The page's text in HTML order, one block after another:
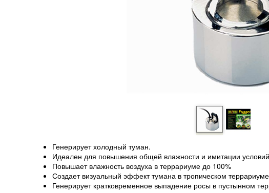
Генерирует холодный туман.
Идеален для повышения общей влажности и имитации
Повышает влажность воздуха в террариуме до 100%
Создает визуальный эффект тумана в тропическом террариуме
Генерирует кратковременное выпадение росы в пустынном